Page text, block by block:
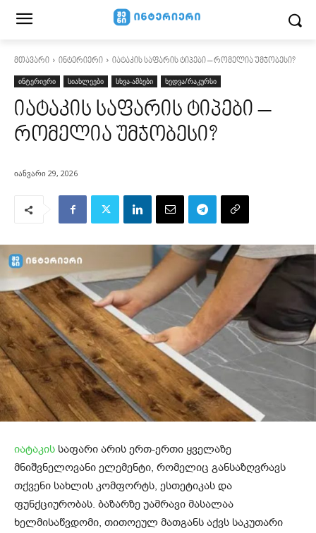
მთავარი ინტერიერი იატაკის საფარის ტიპები – რომელია უმჯობესი?
ინტერიერი სიახლეები სხვა-ამბები ხედვა/რაკურსი
იატაკის საფარის ტიპები –
რომელია უმჯობესი?
იანვარი 29, 2026
იატაკის საფარი არის ერთ-ერთი ყველაზე
მნიშვნელოვანი ელემენტი, რომელიც განსაზღვრავს
თქვენი სახლის კომფორტს, ესთეტიკას და
ფუნქციურობას. ბაზარზე უამრავი მასალაა
ხელმისაწვდომი, თითოეულ მათგანს აქვს საკუთარი